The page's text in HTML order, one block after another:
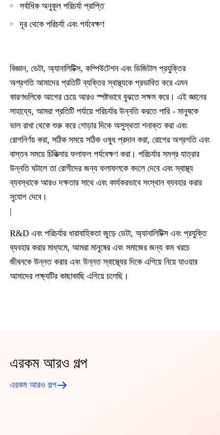
সর্বাধিক অনুকূল পরিচর্যা প্রাপ্তি
দূর থেকে পরিচর্যা এবং পর্যবেক্ষণ
বিজ্ঞান, ডেটা, অ্যানালিটিক্স, কম্পিউটেশন এবং ডিজিটাল প্রযুক্তির
অগ্রগতি আমাদের প্রতিটি ব্যক্তির স্বাস্থ্যকে প্রভাবিত করে এমন
কারণগুলিকে আগের চেয়ে আরও স্পষ্টভাবে বুঝতে সক্ষম করে। এই জ্ঞানের
সাহায্যে, আমরা প্রতিটি পর্যায়ে পরিচর্যার উন্নতি করতে পারি - মানুষকে
ভাল রাখা থেকে শুরু করে গোড়ার দিকে অসুস্থতা শনাক্ত করা এবং
রোগনির্ণয় করা, সঠিক সময়ে সঠিক ওষুধ প্রদান করা, রোগের অগ্রগতি এবং
বাস্তব সময়ে চিকিত্সার ফলাফল পর্যবেক্ষণ করা। পরিচর্যার সমগ্র যাত্রার
উন্নতি ঘটালে তা রোগীদের জন্য ফলাফলকে বদলে দেবে এবং স্বাস্থ্য
ব্যবস্থাকে আরও দক্ষতার সাথে এবং কার্যকরভাবে সংস্থান ব্যবহার করার
সুযোগ দেবে।
|
R&D এবং পরিচর্যার ধারাবাহিকতা জুড়ে ডেটা, অ্যানালিটিক্স এবং প্রযুক্তি
ব্যবহার করার মাধ্যমে, আমরা মানুষের এবং সমাজের জন্য কম খরচে
জীবনকে উন্নত করার এবং উন্নত স্বাস্থ্যের দিকে এগিয়ে নিয়ে যাওয়ার
আমাদের লক্ষ্যটির কাছাকাছি এগিয়ে চলেছি।
এরকম আরও গল্প
এরকম আরও গল্প